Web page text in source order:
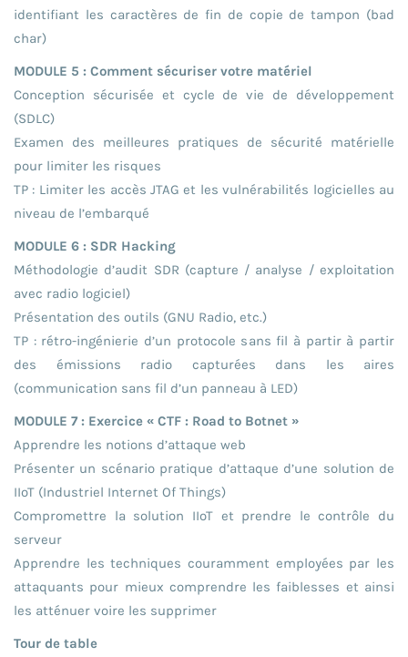
identifiant les caractères de fin de copie de tampon (bad
char)
MODULE 5 : Comment sécuriser votre matériel
Conception sécurisée et cycle de vie de développement
(SDLC)
Examen des meilleures pratiques de sécurité matérielle
pour limiter les risques
TP : Limiter les accès JTAG et les vulnérabilités logicielles au
niveau de l’embarqué
MODULE 6 : SDR Hacking
Méthodologie d’audit SDR (capture / analyse / exploitation
avec radio logiciel)
Présentation des outils (GNU Radio, etc.)
TP : rétro-ingénierie d’un protocole sans fil à partir à partir
des émissions radio capturées dans les aires
(communication sans fil d’un panneau à LED)
MODULE 7 : Exercice « CTF : Road to Botnet »
Apprendre les notions d’attaque web
Présenter un scénario pratique d’attaque d’une solution de
IIoT (Industriel Internet Of Things)
Compromettre la solution IIoT et prendre le contrôle du
serveur
Apprendre les techniques couramment employées par les
attaquants pour mieux comprendre les faiblesses et ainsi
les atténuer voire les supprimer
Tour de table